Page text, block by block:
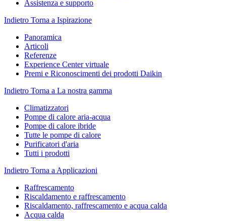
Assistenza e supporto
Indietro Torna a Ispirazione
Panoramica
Articoli
Referenze
Experience Center virtuale
Premi e Riconoscimenti dei prodotti Daikin
Indietro Torna a La nostra gamma
Climatizzatori
Pompe di calore aria-acqua
Pompe di calore ibride
Tutte le pompe di calore
Purificatori d'aria
Tutti i prodotti
Indietro Torna a Applicazioni
Raffrescamento
Riscaldamento e raffrescamento
Riscaldamento, raffrescamento e acqua calda
Acqua calda